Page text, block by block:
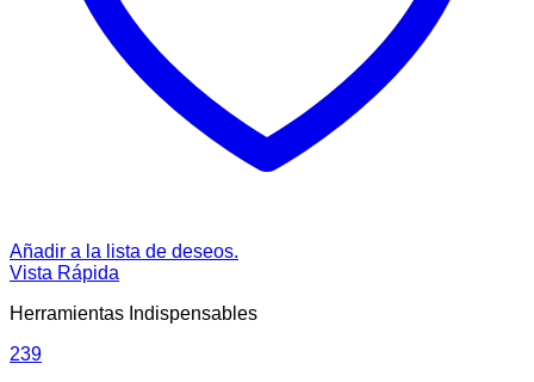
Añadir a la lista de deseos.
Vista Rápida
Herramientas Indispensables
239